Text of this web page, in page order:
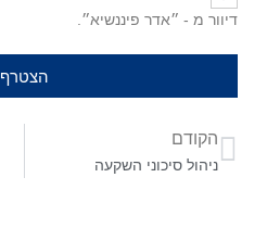
דיוור מ - ״אדר פיננשיא״.
הצטרף
הקודם
ניהול סיכוני השקעה